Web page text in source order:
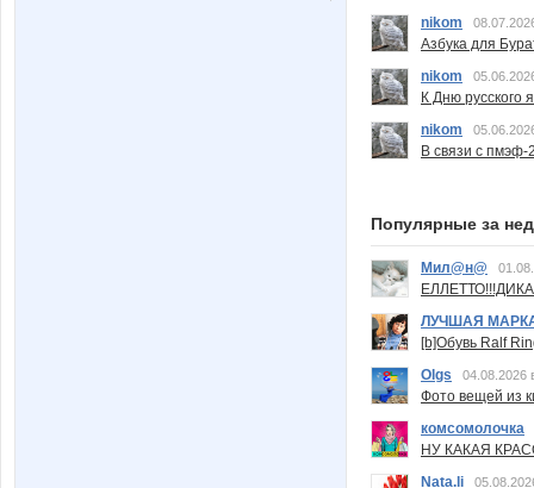
nikom
Азбука для
nikom
К Дню русского
nikom
В связи с пмэф-
Популярные за
Мил@н@
ЛУЧШАЯ
[b]Обувь Ralf
Olgs
04.08.2026
Фото вещей из
комсомолочка
НУ КАКАЯ
Nata.li